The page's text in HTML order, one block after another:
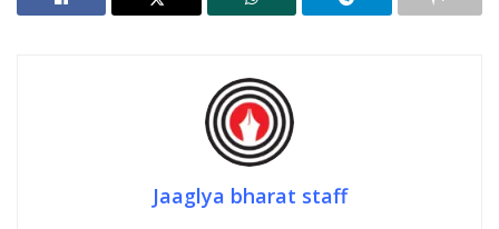
Jaaglya bharat staff